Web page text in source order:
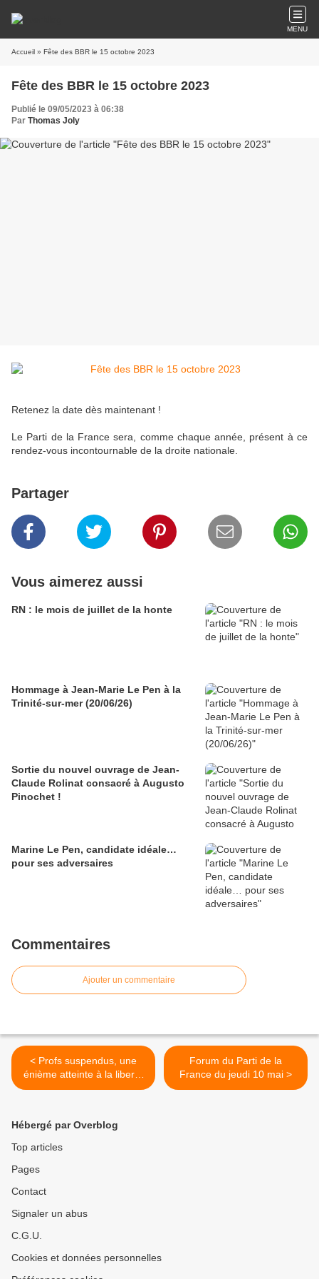
MENU
Accueil » Fête des BBR le 15 octobre 2023
Fête des BBR le 15 octobre 2023
Publié le 09/05/2023 à 06:38
Par Thomas Joly
Retenez la date dès maintenant !
Le Parti de la France sera, comme chaque année, présent à ce
rendez-vous incontournable de la droite nationale.
Partager
Vous aimerez aussi
RN : le mois de juillet de la honte
Hommage à Jean-Marie Le Pen à la
Trinité-sur-mer (20/06/26)
Sortie du nouvel ouvrage de Jean-
Claude Rolinat consacré à Augusto
Pinochet !
Marine Le Pen, candidate idéale…
pour ses adversaires
Commentaires
Ajouter un commentaire
< Profs suspendus, une
énième atteinte à la liberté
d’expression
Forum du Parti de la
France du jeudi 10 mai >
Hébergé par Overblog
Top articles
Pages
Contact
Signaler un abus
C.G.U.
Cookies et données personnelles